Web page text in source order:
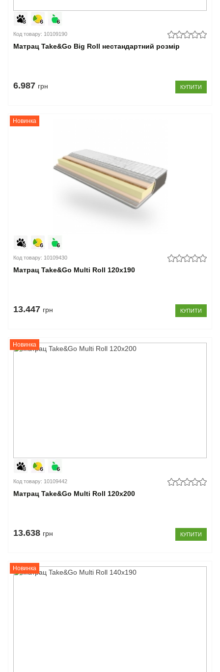
Код товару: 10109190
Матрац Take&Go Big Roll нестандартний розмір
6.987 грн КУПИТИ
Новинка
Код товару: 10109430
Матрац Take&Go Multi Roll 120x190
13.447 грн КУПИТИ
Новинка
Код товару: 10109442
Матрац Take&Go Multi Roll 120x200
13.638 грн КУПИТИ
Новинка